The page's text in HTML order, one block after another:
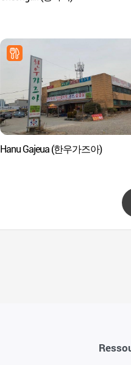
Hanu Gajeua (한우가즈아)